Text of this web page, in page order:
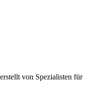
von Spezialisten für